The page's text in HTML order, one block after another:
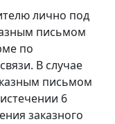
лично под
письмом
по
В случае
письмом
6
заказного